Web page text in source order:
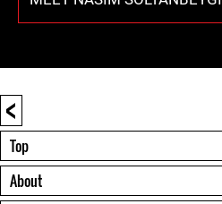
<
Top
About